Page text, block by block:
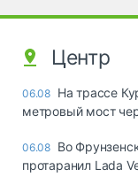
Центр
06.08 На трассе
метровый мост
06.08 Во
протаранил Lada